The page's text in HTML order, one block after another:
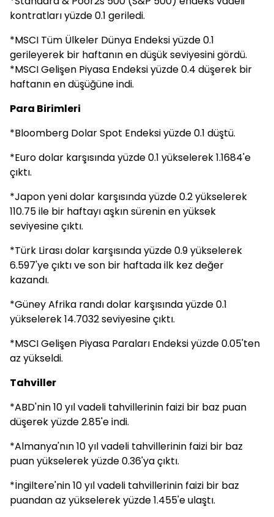
kontratları yüzde 0.1 geriledi.
*MSCI Tüm Ülkeler Dünya Endeksi yüzde 0.1
gerileyerek bir haftanın en düşük seviyesini gördü.
*MSCI Gelişen Piyasa Endeksi yüzde 0.4 düşerek bir
haftanın en düşüğüne indi.
Para Birimleri
*Bloomberg Dolar Spot Endeksi yüzde 0.1 düştü.
*Euro dolar karşısında yüzde 0.1 yükselerek 1.1684'e
çıktı.
*Japon yeni dolar karşısında yüzde 0.2 yükselerek
110.75 ile bir haftayı aşkın sürenin en yüksek
seviyesine çıktı.
*Türk Lirası dolar karşısında yüzde 0.9 yükselerek
6.597'ye çıktı ve son bir haftada ilk kez değer
kazandı.
*Güney Afrika randı dolar karşısında yüzde 0.1
yükselerek 14.7032 seviyesine çıktı.
*MSCI Gelişen Piyasa Paraları Endeksi yüzde 0.05'ten
az yükseldi.
Tahviller
*ABD'nin 10 yıl vadeli tahvillerinin faizi bir baz puan
düşerek yüzde 2.85'e indi.
*Almanya'nın 10 yıl vadeli tahvillerinin faizi bir baz
puan yükselerek yüzde 0.36'ya çıktı.
*İngiltere'nin 10 yıl vadeli tahvillerinin faizi bir baz
puandan az yükselerek yüzde 1.455'e ulaştı.